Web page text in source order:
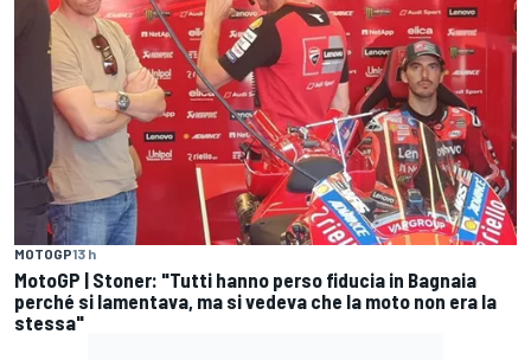
MOTOGP13 h
MotoGP | Stoner: "Tutti hanno perso fiducia in Bagnaia
perché si lamentava, ma si vedeva che la moto non era la
stessa"